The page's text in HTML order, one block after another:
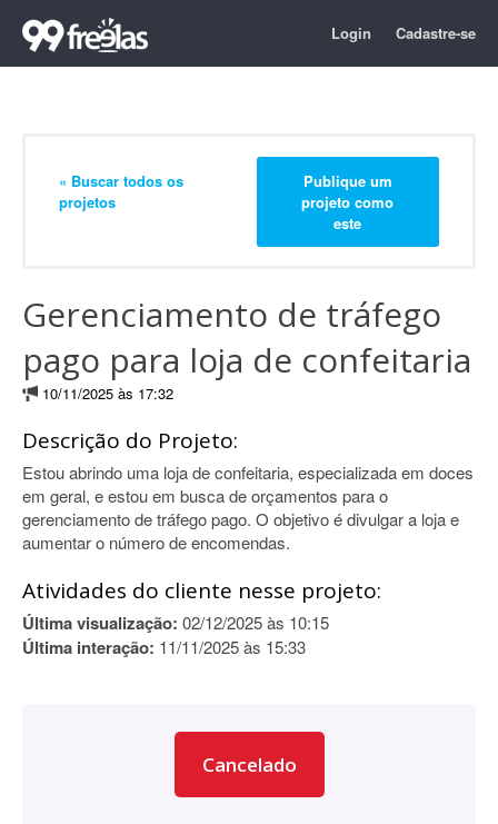
Login Cadastre-se
« Buscar todos os
projetos
Publique um
projeto como
este
Gerenciamento de tráfego
pago para loja de confeitaria
10/11/2025 às 17:32
Descrição do Projeto:
Estou abrindo uma loja de confeitaria, especializada em doces
em geral, e estou em busca de orçamentos para o
gerenciamento de tráfego pago. O objetivo é divulgar a loja e
aumentar o número de encomendas.
Atividades do cliente nesse projeto:
Última visualização: 02/12/2025 às 10:15
Última interação: 11/11/2025 às 15:33
Cancelado